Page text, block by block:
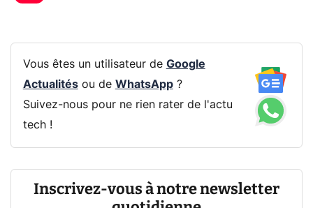
Vous êtes un utilisateur de Google
Actualitésou de WhatsApp?
Suivez-nous pour ne rien rater de l'actu
tech !
Inscrivez-vous à notre newsletter